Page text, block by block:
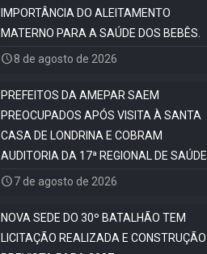
IMPORTÂNCIA DO ALEITAMENTO
MATERNO PARA A SAÚDE DOS BEBÊS.
8 de agosto de 2026
PREFEITOS DA AMEPAR SAEM
PREOCUPADOS APÓS VISITA À SANTA
CASA DE LONDRINA E COBRAM
AUDITORIA DA 17ª REGIONAL DE SAÚDE.
7 de agosto de 2026
NOVA SEDE DO 30º BATALHÃO TEM
LICITAÇÃO REALIZADA E CONSTRUÇÃO